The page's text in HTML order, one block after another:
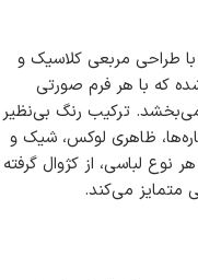
با طراحی مربعی کلاسیک و
که با هر فرم صورتی
ترکیب رنگ بی‌نظیر
ظاهری لوکس، شیک و
نوع لباسی، از کژوال گرفته
می‌کند.